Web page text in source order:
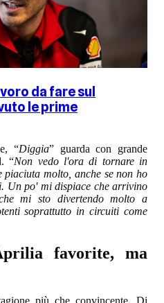
da fare sul
le prime
“Diggia” guarda con grande
“Non vedo l'ora di tornare in
piaciuta molto, anche se non ho
Un po' mi dispiace che arrivino
mi sto divertendo molto a
soprattutto in circuiti come
favorite, ma